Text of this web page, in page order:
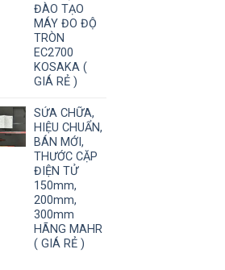
ĐÀO TẠO
MÁY ĐO ĐỘ
TRÒN
EC2700
KOSAKA (
GIÁ RẺ )
SỬA CHỮA,
HIỆU CHUẨN,
BÁN MỚI,
THƯỚC CẶP
ĐIỆN TỬ
150mm,
200mm,
300mm
HÃNG MAHR
( GIÁ RẺ )